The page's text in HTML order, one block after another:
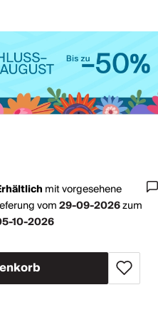
mitvorgesehene
vom29-09-2026zum
10-2026